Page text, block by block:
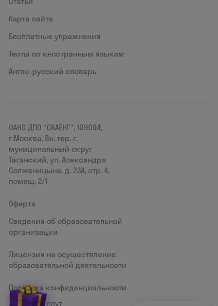
Карта сайта
Бесплатные упражнения
Тесты по иностранным языкам
Англо-русский словарь
ОАНО ДПО "СКАЕНГ", 109004,
г.Москва, Вн. тер. г.
муниципальный округ
Таганский, ул. Александра
Солженицына, д. 23А, стр. 4,
помещ. 2/1
Оферта
Сведения об образовательной
организации
Лицензия на осуществление
образовательной деятельности
Политика конфиденциальности